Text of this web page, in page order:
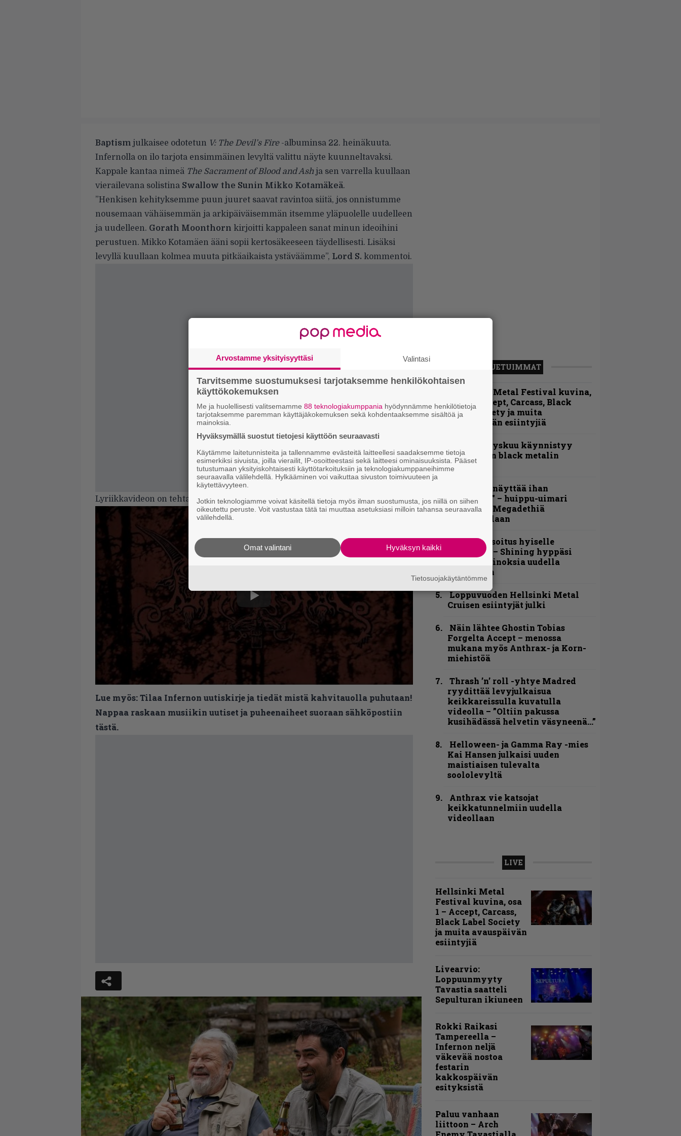
Baptism julkaisee odotetun V: The Devil’s Fire-albuminsa 22. heinäkuuta.
Infernolla on ilo tarjota ensimmäinen levyltä valittu näyte kuunneltavaksi.
Kappale kantaa nimeä The Sacrament of Blood and Ash ja sen varrella kuullaan
vierailevana solistina Swallow the Sunin Mikko Kotamäkeä.
”Henkisen kehityksemme puun juuret saavat ravintoa siitä, jos onnistumme
nousemaan vähäisemmän ja arkipäiväisemmän itsemme yläpuolelle uudelleen
ja uudelleen. Gorath Moonthorn kirjoitti kappaleen sanat minun ideoihini
perustuen. Mikko Kotamäen ääni sopii kertosäkeeseen täydellisesti. Lisäksi
levyllä kuullaan kolmea muuta pitkäaikaista ystäväämme”, Lord S. kommentoi.
Lyriikkavideon on tehtaillutCostin Chioreanu. Sen pariin.
Lue myös:Tilaa Infernon uutiskirje ja tiedät mistä kahvitauolla puhutaan!
Nappaa raskaan musiikin uutiset ja puheenaiheet suoraan sähköpostiin
tästä.
LUETUIMMAT
Hellsinki Metal Festival kuvina,
osa 1 – Accept, Carcass, Black
Label Society ja muita
avauspäivän esiintyjiä
Espoon syyskuu käynnistyy
kotimaisen black metalin
merkeissä
”Mitalini näyttää ihan
plektralta” – huippu-uimari
jamittelee Megadethiä
palkinnollaan
Kunnianosoitus hyiselle
Pohjolalle – Shining hyppäsi
keskelle kinoksia uudella
videollaan
Loppuvuoden Hellsinki Metal
Cruisen esiintyjät julki
Näin lähtee Ghostin Tobias
Forgelta Accept – menossa
mukana myös Anthrax- ja Korn-
miehistöä
Thrash ’n’ roll -yhtye Madred
ryydittää levyjulkaisua
keikkareissulla kuvatulla
videolla – ”Oltiin pakussa
kusihädässä helvetin väsyneenä…”
Helloween- ja Gamma Ray -mies
Kai Hansen julkaisi uuden
maistiaisen tulevalta
soololevyltä
Anthrax vie katsojat
keikkatunnelmiin uudella
videollaan
LIVE
Hellsinki Metal
Festival kuvina, osa
1 – Accept, Carcass,
Black Label Society
ja muita avauspäivän
esiintyjiä
Livearvio:
Loppuunmyyty
Tavastia saatteli
Sepulturan ikiuneen
Rokki Raikasi
Tampereella –
Infernon neljä
väkevää nostoa
festarin
kakkospäivän
esityksistä
Paluu vanhaan
liittoon – Arch
Arvostamme yksityisyyttäsi Valintasi
Tarvitsemme suostumuksesi tarjotaksemme henkilökohtaisen
käyttökokemuksen
Me ja huolellisesti valitsemamme 88 teknologiakumppania hyödynnämme henkilötietoja
tarjotaksemme paremman käyttäjäkokemuksen sekä kohdentaaksemme sisältöä ja
mainoksia.
Hyväksymällä suostut tietojesi käyttöön seuraavasti
Käytämme laitetunnisteita ja tallennamme evästeitä laitteellesi saadaksemme tietoja
esimerkiksi sivuista, joilla vierailit, IP-osoitteestasi sekä laitteesi ominaisuuksista. Pääset
tutustumaan yksityiskohtaisesti käyttötarkoituksiin ja teknologiakumppaneihimme
seuraavalla välilehdellä. Hylkääminen voi vaikuttaa sivuston toimivuuteen ja
käytettävyyteen.
Jotkin teknologiamme voivat käsitellä tietoja myös ilman suostumusta, jos niillä on siihen
oikeutettu peruste. Voit vastustaa tätä tai muuttaa asetuksiasi milloin tahansa seuraavalla
välilehdellä.
Hyväksyn kaikki
Omat valintani
Tietosuojakäytäntömme